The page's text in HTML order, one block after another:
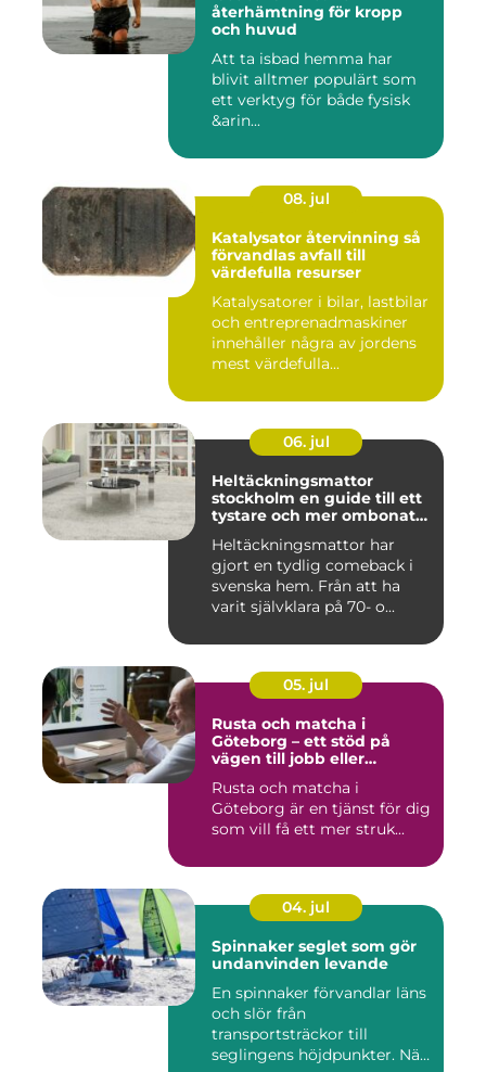
återhämtning för kropp
och huvud
Att ta isbad hemma har
blivit alltmer populärt som
ett verktyg för både fysisk
&arin...
08. jul
Katalysator återvinning så
förvandlas avfall till
värdefulla resurser
Katalysatorer i bilar, lastbilar
och entreprenadmaskiner
innehåller några av jordens
mest värdefulla...
06. jul
Heltäckningsmattor
stockholm en guide till ett
tystare och mer ombonat
Heltäckningsmattor har
gjort en tydlig comeback i
svenska hem. Från att ha
varit självklara på 70- o...
05. jul
Rusta och matcha i
Göteborg – ett stöd på
vägen till jobb eller
Rusta och matcha i
Göteborg är en tjänst för dig
som vill få ett mer struk...
04. jul
Spinnaker seglet som gör
undanvinden levande
En spinnaker förvandlar läns
och slör från
transportsträckor till
seglingens höjdpunkter. När